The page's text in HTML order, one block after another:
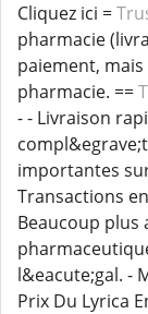
Cliquez ici =
pharmacie
paiement,
pharmacie. ==
- - Livraison
importantes
Transactions
Beaucoup plus
l&eacute;gal. -
Prix Du Lyrica